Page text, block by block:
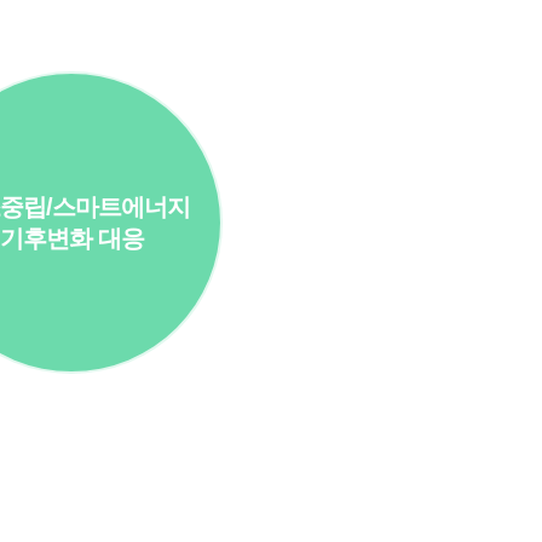
립/스마트에너지
기후변화 대응